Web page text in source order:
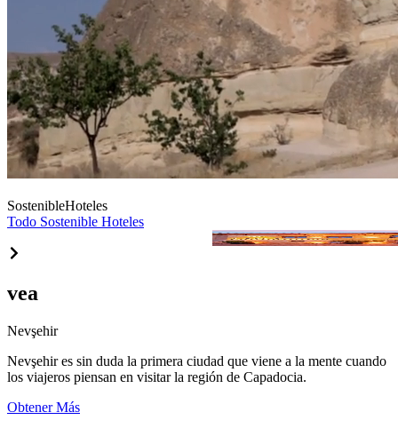
SostenibleHoteles
Todo Sostenible Hoteles
Aja Cappadocia Hotel
vea
Nevşehir
Nevşehir es sin duda la primera ciudad que viene a la mente cuando
los viajeros piensan en visitar la región de Capadocia.
Obtener Más